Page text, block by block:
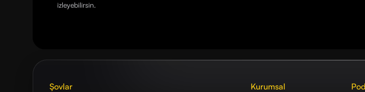
izleyebilirsin.
Şovlar Kurumsal